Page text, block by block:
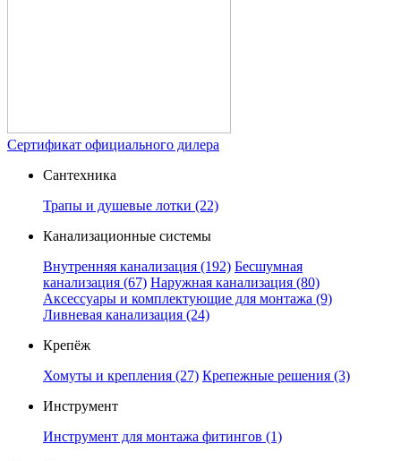
Сертификат официального дилера
Сантехника
Трапы и душевые лотки (22)
Канализационные системы
Внутренняя канализация (192) Бесшумная
канализация (67) Наружная канализация (80)
Аксессуары и комплектующие для монтажа (9)
Ливневая канализация (24)
Крепёж
Хомуты и крепления (27) Крепежные решения (3)
Инструмент
Инструмент для монтажа фитингов (1)